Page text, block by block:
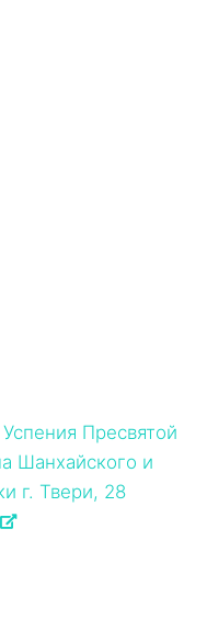
Пресвятой
Шанхайского и
г. Твери, 28